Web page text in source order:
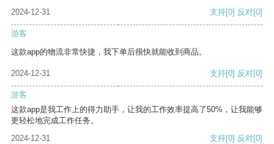
2024-12-31
支持[0] 反对[0]
游客
这款app的物流非常快捷，我下单后很快就能收到商品。
2024-12-31 支持[0] 反对[0]
游客
这款app是我工作上的得力助手，让我的工作效率提高了50%，让我能够
更轻松地完成工作任务。
2024-12-31
支持[0] 反对[0]